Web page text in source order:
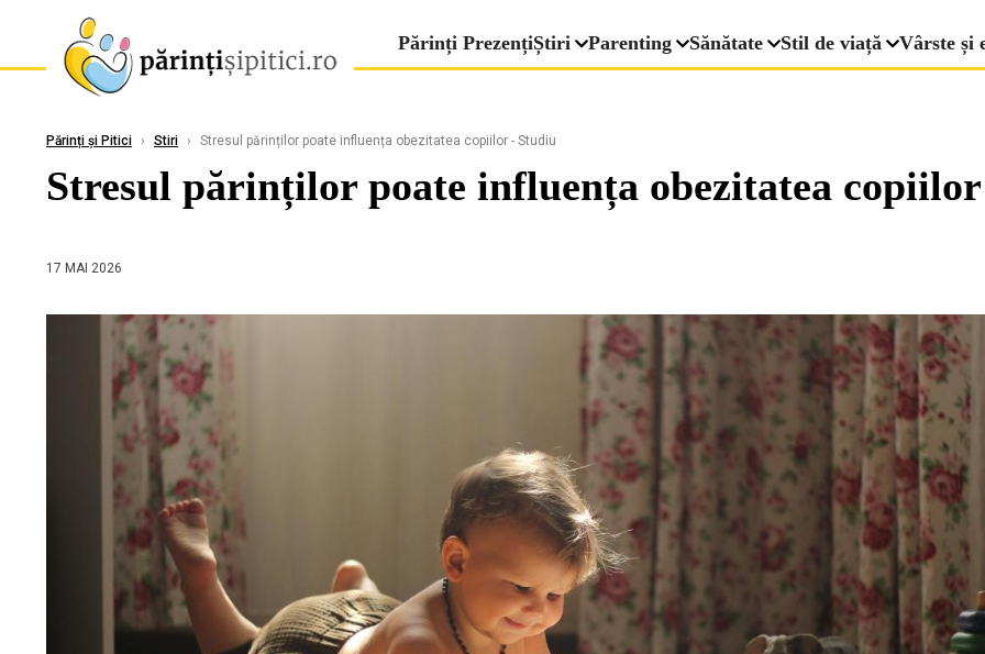
Părinți PrezențiȘtiri Parenting Sănătate Stil de viață Vârste și
Părinți și Pitici › Stiri › Stresul părinților poate influența obezitatea copiilor - Studiu
Stresul părinților poate influența obezitatea
17 MAI 2026